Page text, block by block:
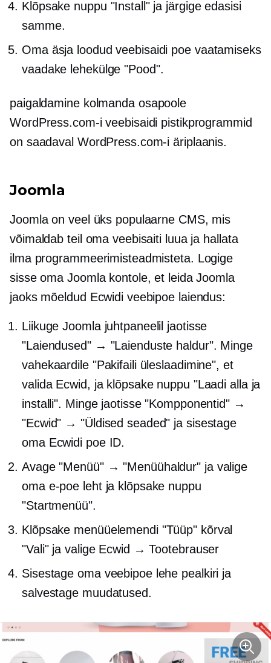
Klõpsake nuppu "Install" ja järgige edasisi
samme.
Oma äsja loodud veebisaidi poe vaatamiseks
vaadake lehekülge "Pood".
paigaldamine kolmanda osapoole
WordPress.com-i veebisaidi pistikprogrammid
on saadaval WordPress.com-i äriplaanis.
Joomla
Joomla on veel üks populaarne CMS, mis
võimaldab teil oma veebisaiti luua ja hallata
ilma programmeerimisteadmisteta. Logige
sisse oma Joomla kontole, et leida Joomla
jaoks mõeldud Ecwidi veebipoe laiendus:
Liikuge Joomla juhtpaneelil jaotisse
"Laiendused" → "Laienduste haldur". Minge
vahekaardile "Pakifaili üleslaadimine", et
valida Ecwid, ja klõpsake nuppu "Laadi alla ja
installi". Minge jaotisse "Kompponentid" →
"Ecwid" → "Üldised seaded" ja sisestage
oma Ecwidi poe ID.
Avage "Menüü" → "Menüühaldur" ja valige
oma e-poe leht ja klõpsake nuppu
"Startmenüü".
Klõpsake menüüelemendi "Tüüp" kõrval
"Vali" ja valige Ecwid → Tootebrauser
Sisestage oma veebipoe lehe pealkiri ja
salvestage muudatused.